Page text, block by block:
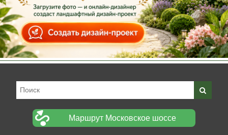
Маршрут Московское шоссе